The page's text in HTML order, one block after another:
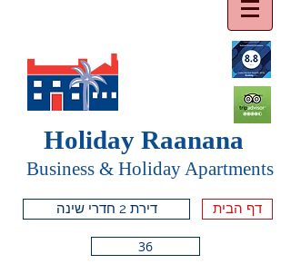
Holiday Raanana
Business & Holiday Apartments
דירת 2 חדרי שינה דף הבית
36